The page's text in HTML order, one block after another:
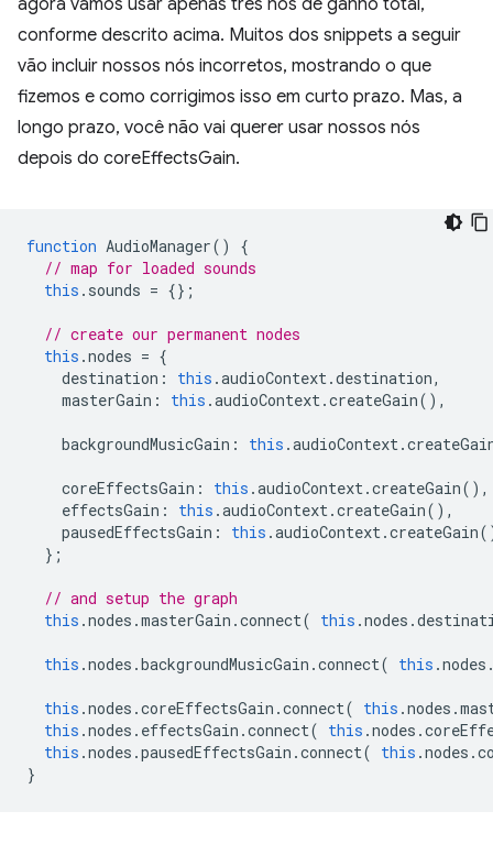
conforme descrito acima. Muitos dos snippets a seguir
vão incluir nossos nós incorretos, mostrando o que
fizemos e como corrigimos isso em curto prazo. Mas, a
longo prazo, você não vai querer usar nossos nós
depois do coreEffectsGain.
function AudioManager()
{
// map for loaded sounds
this . sounds = {};
// create our permanent nodes
this .nodes = {
destination : this .audioContext.destination,
masterGain : this .audioContext.createGain(),
backgroundMusicGain : this .audioContext.
coreEffectsGain : this .audioContext.createGain(),
effectsGain : this .audioContext.createGain(),
pausedEffectsGain : this .audioContext.createGain
};
// and setup the graph
this .nodes .masterGain .connect( this .nodes .
this .nodes .backgroundMusicGain .connect( this .nodes
this .nodes .coreEffectsGain .connect( this .nodes .
this .nodes . effectsGain .connect( this .nodes .
this .nodes .pausedEffectsGain .connect( this .nodes .
}